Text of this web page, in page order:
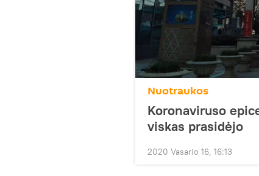
Nuotraukos
Koronaviruso
viskas prasidėjo
2020 Vasario 16, 16:13